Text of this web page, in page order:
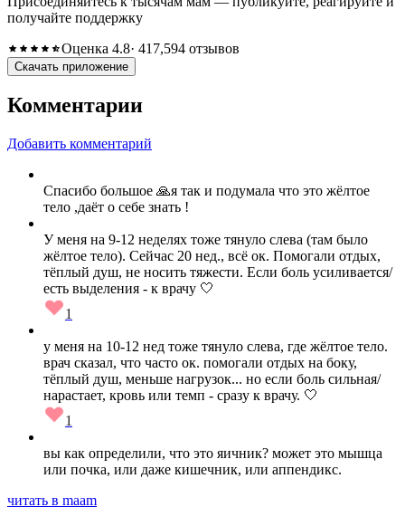
получайте поддержку
Оценка 4.8· 417,594 отзывов
Скачать приложение
Комментарии
Добавить комментарий
Спасибо большое 🙏я так и подумала что это жёлтое
тело ,даёт о себе знать !
У меня на 9-12 неделях тоже тянуло слева (там было
жёлтое тело). Сейчас 20 нед., всё ок. Помогали отдых,
тёплый душ, не носить тяжести. Если боль усиливается/
есть выделения - к врачу 🤍
1
у меня на 10-12 нед тоже тянуло слева, где жёлтое тело.
врач сказал, что часто ок. помогали отдых на боку,
тёплый душ, меньше нагрузок... но если боль сильная/
нарастает, кровь или темп - сразу к врачу. 🤍
1
вы как определили, что это яичник? может это мышца
или почка, или даже кишечник, или аппендикс.
читать в maam